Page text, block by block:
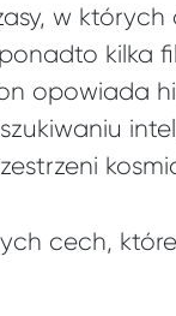
w
kilka
opowiada
cech,